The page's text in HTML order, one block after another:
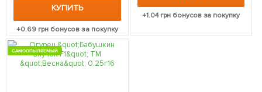
КУПИТЬ
+0.69 грн бонусов за покупку
+1.04грн бонусов за покупку
САМООПЫЛЯЕМЫЙ